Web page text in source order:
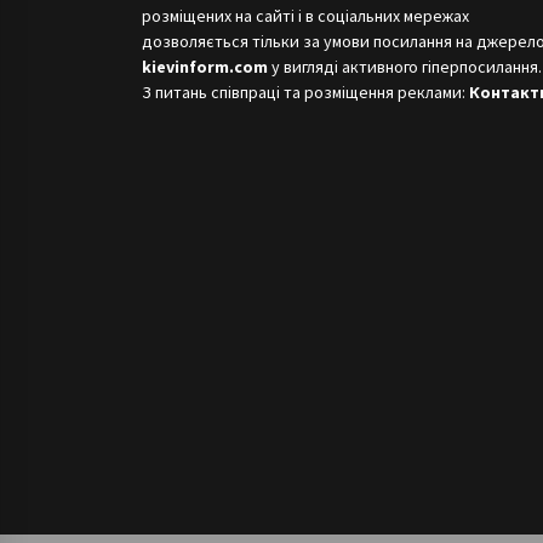
розміщених на сайті і в соціальних мережах
дозволяється тільки за умови посилання на
kievinform.com у вигляді активного гіперпосилання.
З питань співпраці та розміщення реклами: